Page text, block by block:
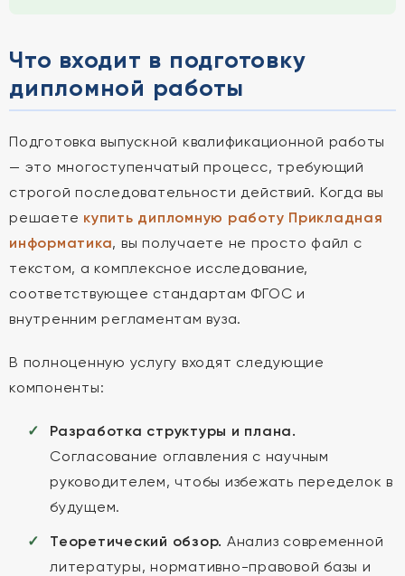
Что входит в подготовку
дипломной работы
Подготовка выпускной квалификационной работы
— это многоступенчатый процесс, требующий
строгой последовательности действий. Когда вы
решаете купить дипломную работу Прикладная
информатика, вы получаете не просто файл с
текстом, а комплексное исследование,
соответствующее стандартам ФГОС и
внутренним регламентам вуза.
В полноценную услугу входят следующие
компоненты:
Разработка структуры и плана.
Согласование оглавления с научным
руководителем, чтобы избежать переделок в
будущем.
Теоретический обзор. Анализ современной
литературы, нормативно-правовой базы и